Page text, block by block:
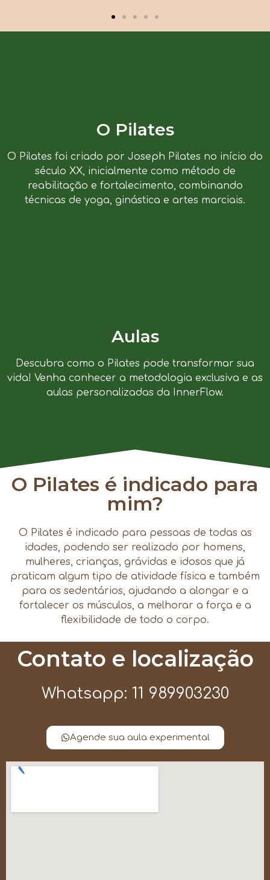
O Pilates
O Pilates foi criado por Joseph Pilates no início do
século XX, inicialmente como método de
reabilitação e fortalecimento, combinando
técnicas de yoga, ginástica e artes marciais.
Aulas
Descubra como o Pilates pode transformar sua
vida! Venha conhecer a metodologia exclusiva e as
aulas personalizadas da InnerFlow.
O Pilates é indicado para
mim?
O Pilates é indicado para pessoas de todas as
idades, podendo ser realizado por homens,
mulheres, crianças, grávidas e idosos que já
praticam algum tipo de atividade física e também
para os sedentários, ajudando a alongar e a
fortalecer os músculos, a melhorar a força e a
flexibilidade de todo o corpo.
Contato e localização
Whatsapp: 11 989903230
Agende sua aula experimental